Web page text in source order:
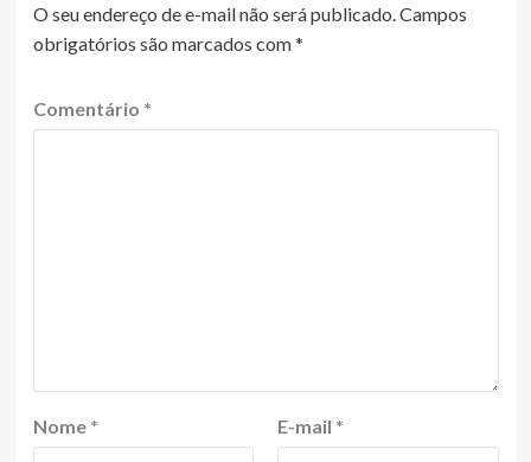
O seu endereço de e-mail não será publicado.Campos
obrigatórios são marcados com*
Comentário *
Nome * E-mail *